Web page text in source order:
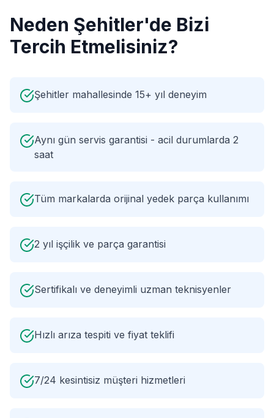
Neden Şehitler'de Bizi
Tercih Etmelisiniz?
Şehitler mahallesinde 15+ yıl deneyim
Aynı gün servis garantisi - acil durumlarda 2
saat
Tüm markalarda orijinal yedek parça kullanımı
2 yıl işçilik ve parça garantisi
Sertifikalı ve deneyimli uzman teknisyenler
Hızlı arıza tespiti ve fiyat teklifi
7/24 kesintisiz müşteri hizmetleri